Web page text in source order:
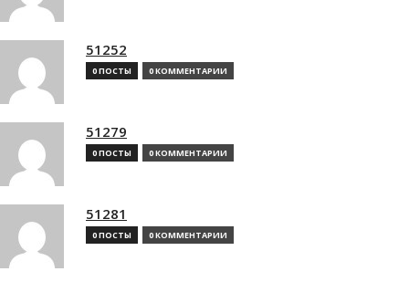
51252
0 ПОСТЫ 0 КОММЕНТАРИИ
51279
0 ПОСТЫ 0 КОММЕНТАРИИ
51281
0 ПОСТЫ 0 КОММЕНТАРИИ